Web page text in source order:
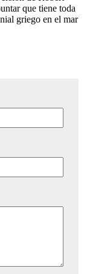
que tiene toda
griego en el mar